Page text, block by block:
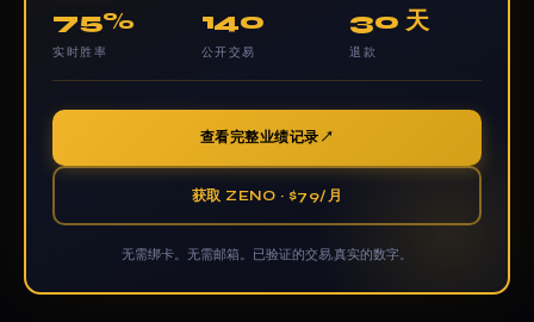
75%
实时胜率
140
公开交易
30 天
退款
查看完整业绩记录
获取 ZENO · $79/月
无需绑卡。无需邮箱。已验证的交易,真实的数字。